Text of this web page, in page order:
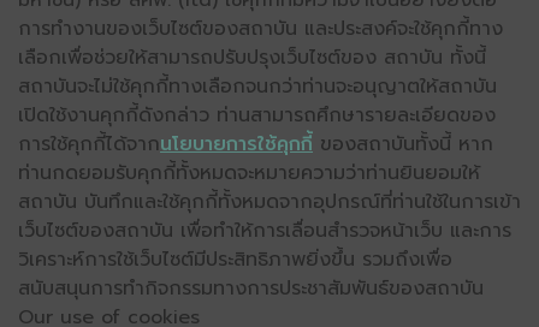
การทำงานของเว็บไซต์ของสถาบัน และประสงค์จะใช้คุกกี้ทาง
เลือกเพื่อช่วยให้สามารถปรับปรุงเว็บไซต์ของ สถาบัน ทั้งนี้
สถาบันจะไม่ใช้คุกกี้ทางเลือกจนกว่าท่านจะอนุญาตให้สถาบัน
เปิดใช้งานคุกกี้ดังกล่าว ท่านสามารถศึกษารายละเอียดของ
การใช้คุกกี้ได้จากนโยบายการใช้คุกกี้ ของสถาบันทั้งนี้ หาก
ท่านกดยอมรับคุกกี้ทั้งหมดจะหมายความว่าท่านยินยอมให้
สถาบัน บันทึกและใช้คุกกี้ทั้งหมดจากอุปกรณ์ที่ท่านใช้ในการเข้า
เว็บไซต์ของสถาบัน เพื่อทำให้การเลื่อนสำรวจหน้าเว็บ และการ
วิเคราะห์การใช้เว็บไซต์มีประสิทธิภาพยิ่งขึ้น รวมถึงเพื่อ
สนับสนุนการทำกิจกรรมทางการประชาสัมพันธ์ของสถาบัน
Our use of cookies